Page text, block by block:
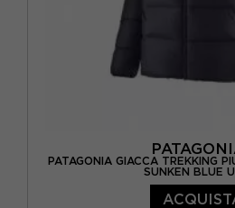
PATAGONIA GIACCA TREKKING
SUNKEN BLUE